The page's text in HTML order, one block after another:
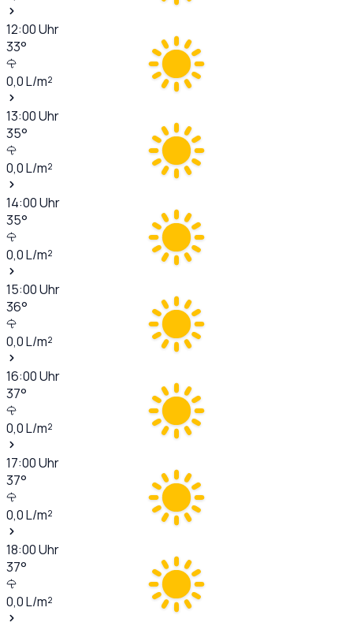
12:00Uhr
33°
0,0L/m²
13:00Uhr
35°
0,0L/m²
14:00Uhr
35°
0,0L/m²
15:00Uhr
36°
0,0L/m²
16:00Uhr
37°
0,0L/m²
17:00Uhr
37°
0,0L/m²
18:00Uhr
37°
0,0L/m²